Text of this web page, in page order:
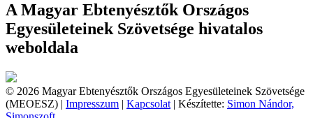
A Magyar Ebtenyésztők Országos
Egyesületeinek Szövetsége hivatalos
weboldala
© 2026 Magyar Ebtenyésztők Országos Egyesületeinek Szövetsége
(MEOESZ) | Impresszum | Kapcsolat | Készítette: Simon Nándor,